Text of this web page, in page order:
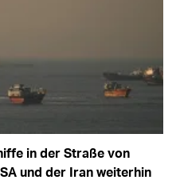
in der Straße von
und der Iran weiterhin